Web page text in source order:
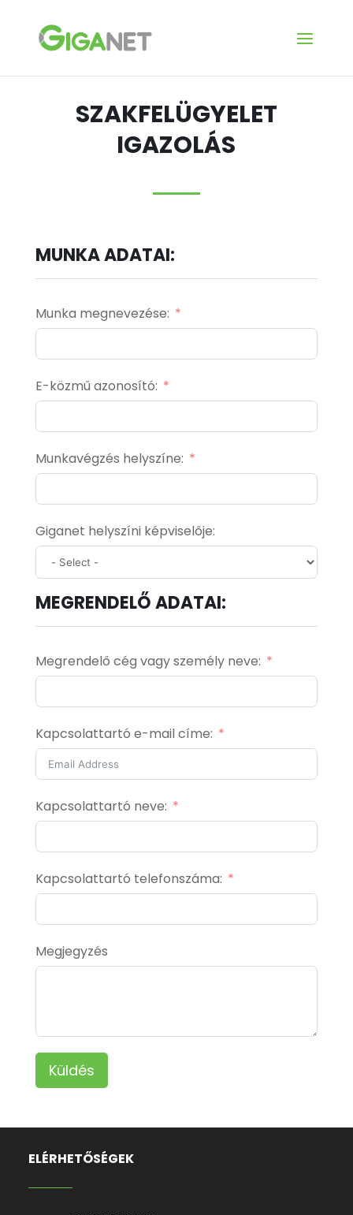
SZAKFELÜGYELET
IGAZOLÁS
MUNKA ADATAI:
Munka megnevezése:
E-közmű azonosító:
Munkavégzés helyszíne:
Giganet helyszíni képviselője:
MEGRENDELŐ ADATAI:
Megrendelő cég vagy személy neve:
Kapcsolattartó e-mail címe:
Kapcsolattartó neve:
Kapcsolattartó telefonszáma:
Megjegyzés
Küldés
ELÉRHETŐSÉGEK